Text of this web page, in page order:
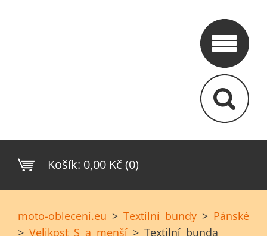
Košík: 0,00 Kč (0)
moto-obleceni.eu > Textilní bundy > Pánské
> Velikost S a menší > Textilní bunda